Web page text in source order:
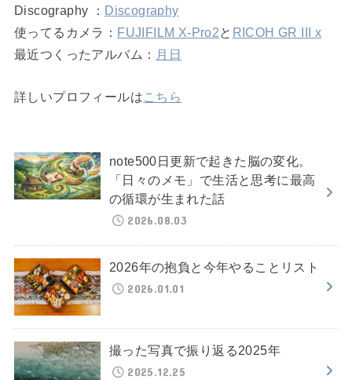
Discography ： Discography
使ってるカメラ： FUJIFILM X-Pro2と RICOH GR III x
最近つくったアルバム： 月日
詳しいプロフィールはこちら
note500日更新で起きた脳の変化。
「日々のメモ」で生活と思考に最高
の循環が生まれた話
2026.08.03
2026年の抱負と今年やることリスト
2026.01.01
撮った写真で振り返る2025年
2025.12.25